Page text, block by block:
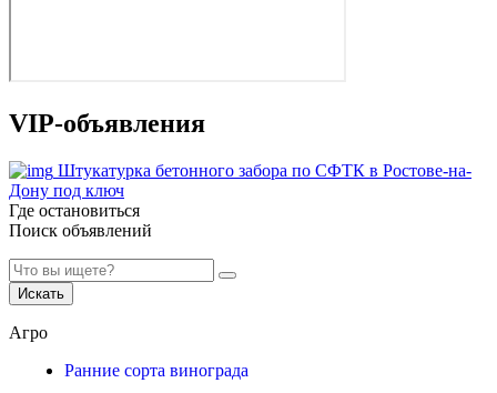
VIP-объявления
Штукатурка бетонного забора по СФТК в Ростове-на-
Дону под ключ
Где остановиться
Поиск объявлений
Искать
Агро
Ранние сорта винограда